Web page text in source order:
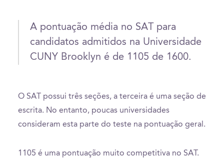
A pontuação média no SAT para
candidatos admitidos na Universidade
CUNY Brooklyn é de 1105 de 1600.
O SAT possui três seções, a terceira é uma seção de
escrita. No entanto, poucas universidades
consideram esta parte do teste na pontuação geral.
1105 é uma pontuação muito competitiva no SAT.